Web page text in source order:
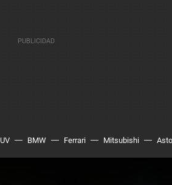
BMW Ferrari Mitsubishi